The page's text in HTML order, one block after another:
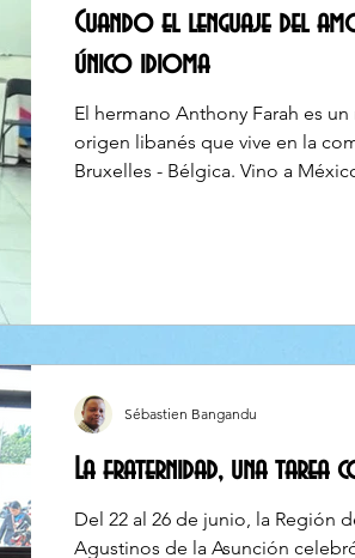
Cuando el lenguaje del
único idioma
El hermano Anthony Farah es
origen libanés que vive en la
Bruxelles - Bélgica. Vino a
La fraternidad, una tarea
Del 22 al 26 de junio, la Región
Agustinos de la Asunción
Sébastien Bangandu